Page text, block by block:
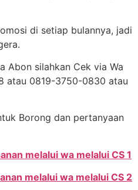
di setiap bulannya, jadi
Abon silahkan Cek via Wa
atau 0819-3750-0830 atau
Borong dan pertanyaan
melalui wa melalui CS 1
melalui wa melalui CS 2